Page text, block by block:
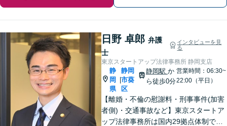
日野 卓郎 弁護
士
インタビューを見
る
東京スタートアップ法律事務所 静岡支店
静
岡
県
静岡
市葵
区
静岡駅 か
ら徒歩0分
営業時間：06:30~
22:00（平日）
【離婚・不倫の慰謝料・刑事事件(加害
者側)・交通事故など】東京スタートア
ップ法律事務所は国内29拠点体制で全